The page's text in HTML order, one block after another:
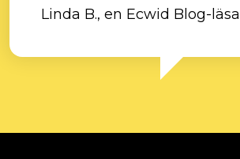
Linda B., en Ecwid Blog-